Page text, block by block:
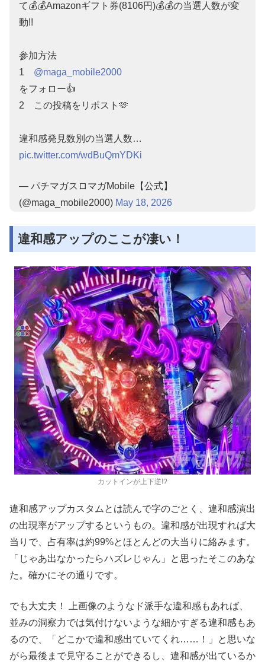
て💰💰Amazonギフト券(8106円)💰💰の当選人数が変
動!!
参加方法
1 @maga_mobile2000
をフォロー👍
2 この投稿をリポスト🫶
違和感発見数別の当選人数…
pic.twitter.com/wdBuQmYDKi
— パチマガスロマガMobile【公式】
(@maga_mobile2000) May 18, 2026
違和感アップのここが凄い！
カットインが上下逆!?
違和感アップカスタムとは読んで字のごとく、違和感演出
の出現率がアップするというもの。違和感が出現すれば大
当りで、占有率は約99%とほとんどの大当りに絡みます。
「じゃあ出なかったらハズレじゃん」と思ったそこのあな
た。確かにその通りです。
でも大丈夫！ 上画像のようなド派手な違和感もあれば、
並みの洞察力では気付けないような細かすぎる違和感もあ
るので、「どこかで違和感出ていてくれ……！」と思いな
がら最後まで見守ることができるし、違和感が出ているか